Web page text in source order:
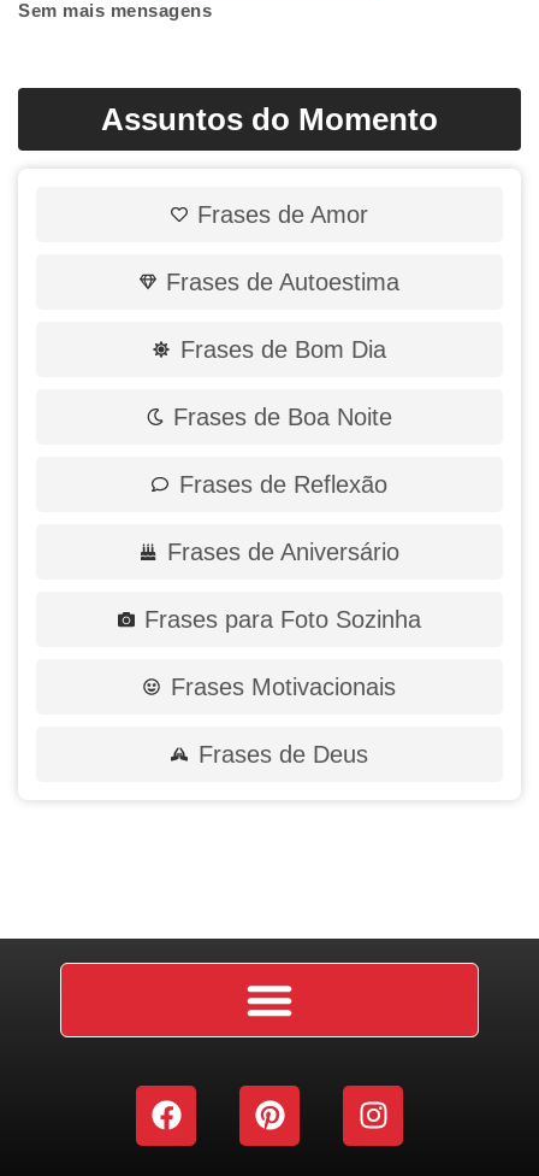
Sem mais mensagens
Assuntos do Momento
Frases de Amor
Frases de Autoestima
Frases de Bom Dia
Frases de Boa Noite
Frases de Reflexão
Frases de Aniversário
Frases para Foto Sozinha
Frases Motivacionais
Frases de Deus